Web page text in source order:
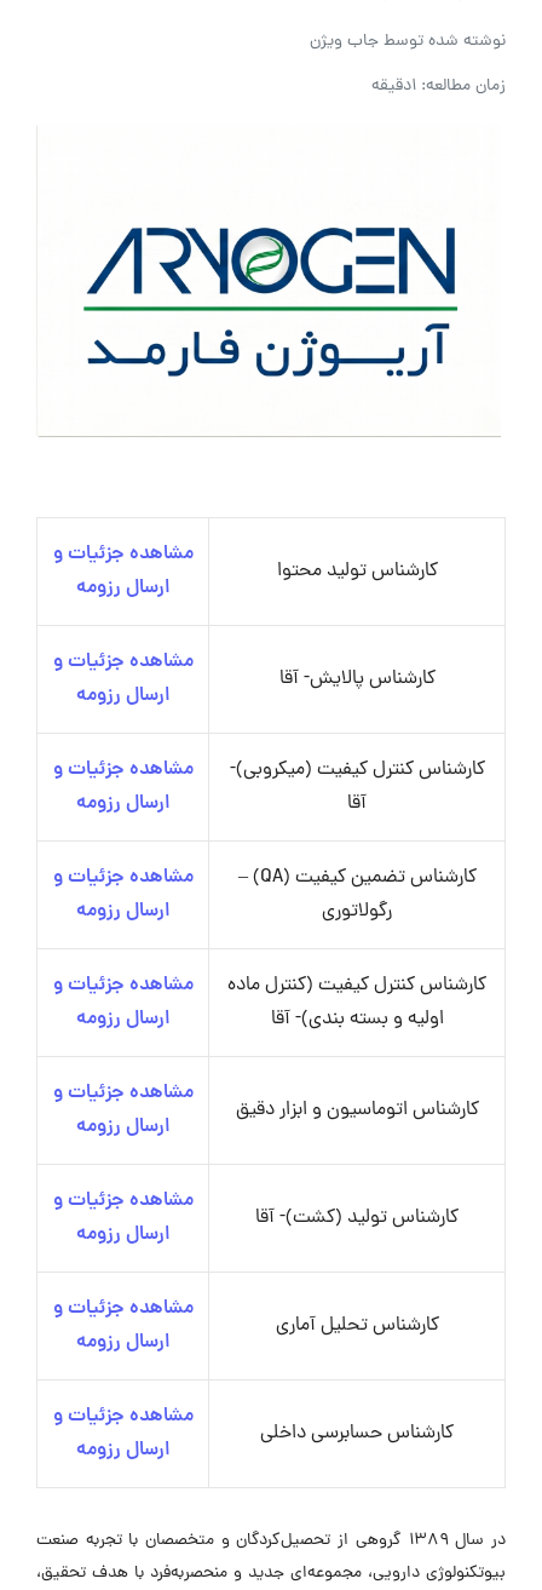
نوشته شده توسطجاب ویژن
زمان مطالعه: 1دقیقه
کارشناس تولید محتوا
مشاهده جزئیات و
ارسال رزومه
کارشناس پالایش- آقا
مشاهده جزئیات و
ارسال رزومه
کارشناس کنترل کیفیت (میکروبی)-
آقا
مشاهده جزئیات و
ارسال رزومه
کارشناس تضمین کیفیت (QA) –
رگولاتوری
مشاهده جزئیات و
ارسال رزومه
کارشناس کنترل کیفیت (کنترل ماده
اولیه و بسته بندی)- آقا
مشاهده جزئیات و
ارسال رزومه
کارشناس اتوماسیون و ابزار دقیق
مشاهده جزئیات و
ارسال رزومه
کارشناس تولید (کشت)- آقا
مشاهده جزئیات و
ارسال رزومه
کارشناس تحلیل آماری
مشاهده جزئیات و
ارسال رزومه
کارشناس حسابرسی داخلی
مشاهده جزئیات و
ارسال رزومه
در سال ۱۳۸۹ گروهی از تحصیل‌کردگان و متخصصان با تجربه صنعت
بیوتکنولوژی دارویی، مجموعه‌ای جدید و منحصر‌به‌فرد با هدف تحقیق،